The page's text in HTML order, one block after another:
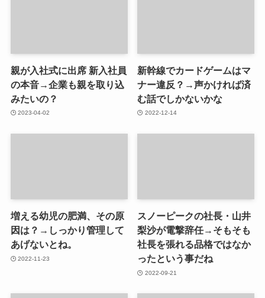
親が入社式に出席 新入社員
の本音→企業も親を取り込
みたいの？
2023-04-02
新幹線でカードゲームはマ
ナー違反？→声かければ済
む話でしかないかな
2022-12-14
増える幼児の肥満、その原
因は？→しっかり管理して
あげないとね。
2022-11-23
スノーピークの社長・山井
梨沙が電撃辞任→そもそも
社長を張れる品格ではなか
ったという事だね
2022-09-21